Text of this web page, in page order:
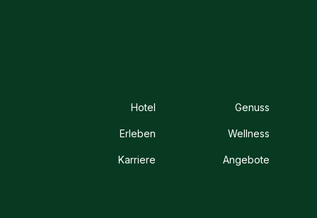
Hotel
Erleben
Karriere
Genuss
Wellness
Angebote